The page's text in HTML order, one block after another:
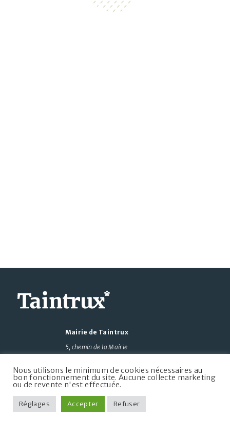
Mairie de Taintrux
5, chemin de la Mairie
+33 3 29 50 07 09
communedetaintrux@wanadoo.fr
Lundi 10h à 12h
Nous utilisons le minimum de cookies nécessaires au
bon fonctionnement du site. Aucune collecte marketing
ou de revente n'est effectuée.
Réglages Accepter Refuser